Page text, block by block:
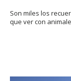
Son miles los
que ver con